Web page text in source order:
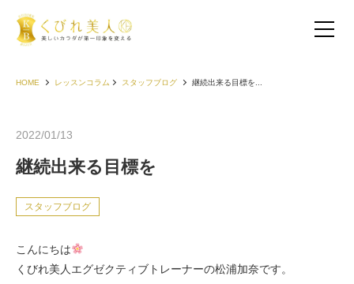
お客様の声（30代以下）
HOME レッスンコラム スタッフブログ 継続出来る目標を...
2022/01/13
継続出来る目標を
スタッフブログ
こんにちは
くびれ美人エグゼクティブトレーナーの松浦加奈です。